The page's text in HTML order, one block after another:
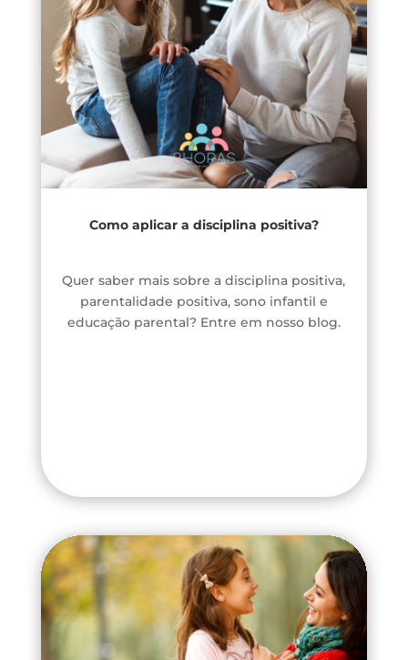
Como aplicar a disciplina positiva?
Quer saber mais sobre a disciplina positiva,
parentalidade positiva, sono infantil e
educação parental? Entre em nosso blog.